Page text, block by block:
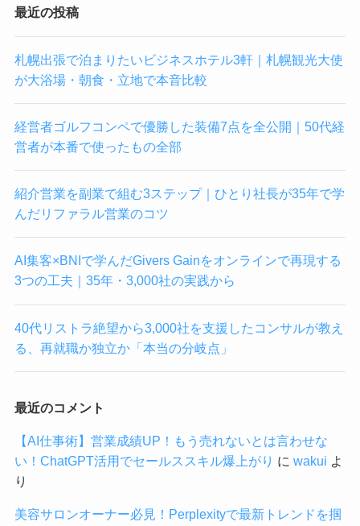
最近の投稿
札幌出張で泊まりたいビジネスホテル3軒｜札幌観光大使
が大浴場・朝食・立地で本音比較
経営者ゴルフコンペで優勝した装備7点を全公開｜50代経
営者が本番で使ったもの全部
紹介営業を副業で組む3ステップ｜ひとり社長が35年で学
んだリファラル営業のコツ
AI集客×BNIで学んだGivers Gainをオンラインで再現する
3つの工夫｜35年・3,000社の実践から
40代リストラ絶望から3,000社を支援したコンサルが教え
る、再就職か独立か「本当の分岐点」
最近のコメント
【AI仕事術】営業成績UP！もう売れないとは言わせな
い！ChatGPT活用でセールススキル爆上がり に wakui よ
り
美容サロンオーナー必見！Perplexityで最新トレンドを掴